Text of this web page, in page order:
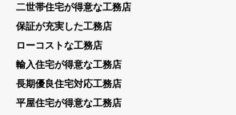
二世帯住宅が得意な工務店
保証が充実した工務店
ローコストな工務店
輸入住宅が得意な工務店
長期優良住宅対応工務店
平屋住宅が得意な工務店